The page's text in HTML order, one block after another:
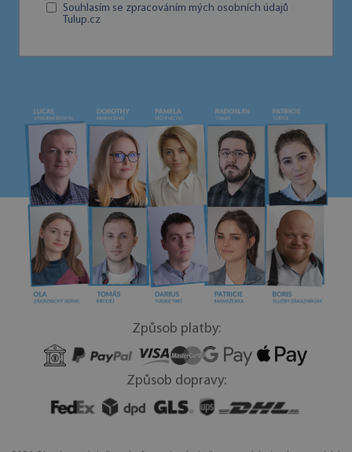
Souhlasím se zpracováním mých osobních údajů
Tulup.cz
Způsob platby:
Způsob dopravy: